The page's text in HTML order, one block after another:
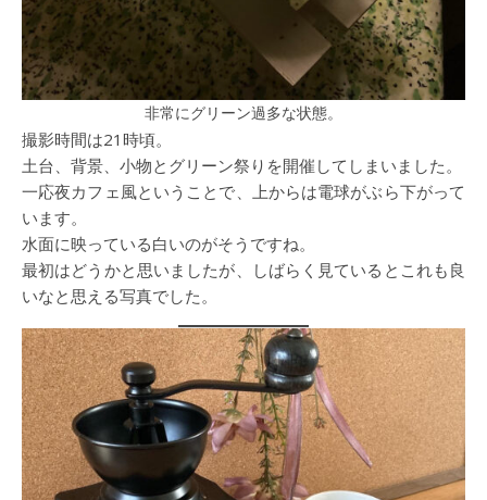
非常にグリーン過多な状態。
撮影時間は21時頃。
土台、背景、小物とグリーン祭りを開催してしまいました。
一応夜カフェ風ということで、上からは電球がぶら下がって
います。
水面に映っている白いのがそうですね。
最初はどうかと思いましたが、しばらく見ているとこれも良
いなと思える写真でした。